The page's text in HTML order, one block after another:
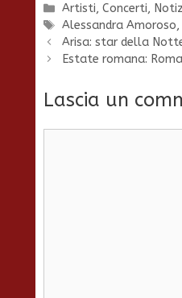
Categorie
Artisti,Concerti,
Tag
Alessandra Amoroso,
Arisa: star della
Estate romana:
Lascia un